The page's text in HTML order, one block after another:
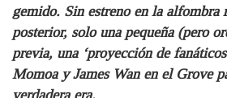
gemido. Sin estreno en la alfombra
posterior, solo una pequeña (pero
previa, una ‘proyección de
Momoa y James Wan en el Grove